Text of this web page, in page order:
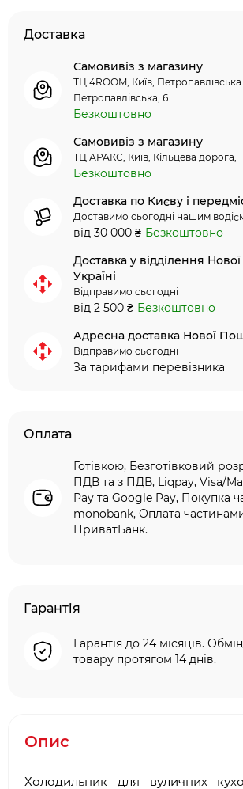
Доставка
Самовивіз з магазину
ТЦ 4ROOM, Київ,
Петропавлівська, 6
Безкоштовно
Самовивіз з магазину
ТЦ АРАКС, Київ, Кільцева дорога,
Безкоштовно
Доставка по Києву і
Доставимо сьогодні нашим
від 30 000 ₴ Безкоштовно
Доставка у відділення
Україні
Відправимо сьогодні
від 2 500 ₴ Безкоштовно
Адресна доставка Нової
Відправимо сьогодні
За тарифами перевізника
Оплата
Готівкою, Безготівковий
ПДВ та з ПДВ, Liqpay, Visa/
Pay та Google Pay, Покупка
monobank, Оплата
ПриватБанк.
Гарантія
Гарантія до 24 місяців.
товару протягом 14 днів.
Опис
Холодильник для вуличних